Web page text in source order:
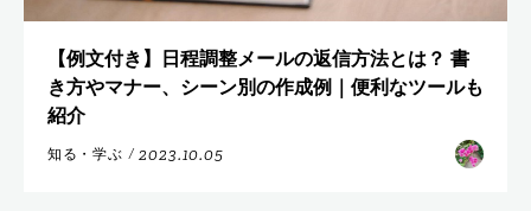
【例文付き】日程調整メールの返信方法とは？ 書
き方やマナー、シーン別の作成例｜便利なツールも
紹介
知る・学ぶ / 2023.10.05